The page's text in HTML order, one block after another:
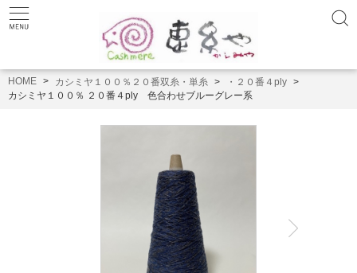
HOME カシミヤ１００％２０番双糸・単糸
・２０番４ply
カシミヤ１００％ ２０番４ply 色合わせブルーグレー系